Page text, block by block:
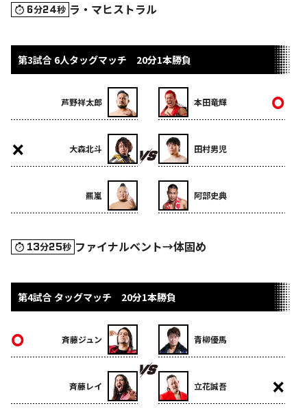
6分24秒 ラ・マヒストラル
第3試合 6人タッグマッチ 20分1本勝負
芦野祥太郎
大森北斗
羆嵐
本田竜輝
田村男児
阿部史典
13分25秒 ファイナルベント→体固め
第4試合 タッグマッチ 20分1本勝負
斉藤ジュン
斉藤レイ
青柳優馬
立花誠吾